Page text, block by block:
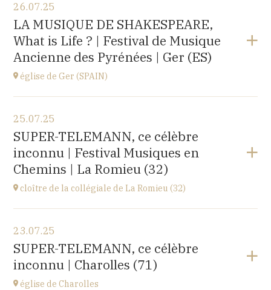
église d'Espot,
SPAIN
à19H00
Acheter vos billets
26.07.25
LA MUSIQUE DE SHAKESPEARE,
What is Life ? | Festival de Musique
Ancienne des Pyrénées | Ger (ES)
église de Ger (SPAIN)
église Santa Coloma,
Plaça d'Andreu Xandri, 17539 Ger (SPAIN)
à19H00
Acheter vos billets
25.07.25
SUPER-TELEMANN, ce célèbre
inconnu | Festival Musiques en
Chemins | La Romieu (32)
cloître de la collégiale de La Romieu (32)
collégiale Saint-Pierre,
rue du docteur Lucante, 32480 La Romieu
à19H00
Acheter vos billets
23.07.25
SUPER-TELEMANN, ce célèbre
inconnu | Charolles (71)
église de Charolles